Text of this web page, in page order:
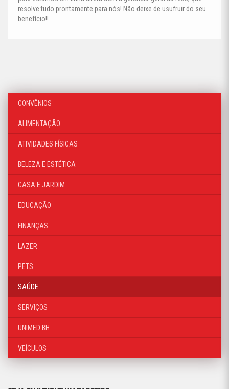
resolve tudo prontamente para nós! Não deixe de usufruir do seu
benefício!!
CONVÊNIOS
ALIMENTAÇÃO
ATIVIDADES FÍSICAS
BELEZA E ESTÉTICA
CASA E JARDIM
EDUCAÇÃO
FINANÇAS
LAZER
PETS
SAÚDE
SERVIÇOS
UNIMED BH
VEÍCULOS